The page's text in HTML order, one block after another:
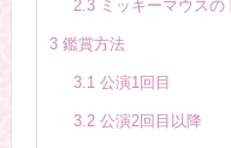
2.3ミッキーマウスの
3 鑑賞方法
3.1公演1回目
3.2公演2回目以降